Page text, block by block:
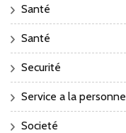
Santé
Santé
Securité
Service a la personne
Societé